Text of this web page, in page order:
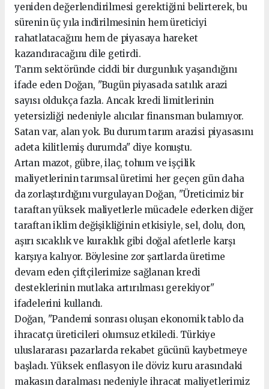
yeniden değerlendirilmesi gerektiğini belirterek, bu
sürenin üç yıla indirilmesinin hem üreticiyi
rahatlatacağını hem de piyasaya hareket
kazandıracağını dile getirdi.
Tarım sektöründe ciddi bir durgunluk yaşandığını
ifade eden Doğan, "Bugün piyasada satılık arazi
sayısı oldukça fazla. Ancak kredi limitlerinin
yetersizliği nedeniyle alıcılar finansman bulamıyor.
Satan var, alan yok. Bu durum tarım arazisi piyasasını
adeta kilitlemiş durumda" diye konuştu.
Artan mazot, gübre, ilaç, tohum ve işçilik
maliyetlerinin tarımsal üretimi her geçen gün daha
da zorlaştırdığını vurgulayan Doğan, "Üreticimiz bir
taraftan yüksek maliyetlerle mücadele ederken diğer
taraftan iklim değişikliğinin etkisiyle, sel, dolu, don,
aşırı sıcaklık ve kuraklık gibi doğal afetlerle karşı
karşıya kalıyor. Böylesine zor şartlarda üretime
devam eden çiftçilerimize sağlanan kredi
desteklerinin mutlaka artırılması gerekiyor"
ifadelerini kullandı.
Doğan, "Pandemi sonrası oluşan ekonomik tablo da
ihracatçı üreticileri olumsuz etkiledi. Türkiye
uluslararası pazarlarda rekabet gücünü kaybetmeye
başladı. Yüksek enflasyon ile döviz kuru arasındaki
makasın daralması nedeniyle ihracat maliyetlerimiz